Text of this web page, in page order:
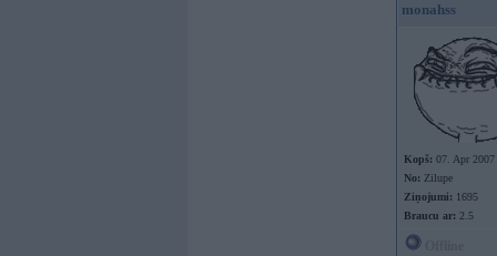
monahss
Kopš: 07. Apr 2007
No: Zilupe
Ziņojumi: 1695
Braucu ar: 2.5